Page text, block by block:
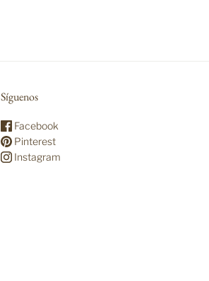
Síguenos
Facebook
Pinterest
Instagram